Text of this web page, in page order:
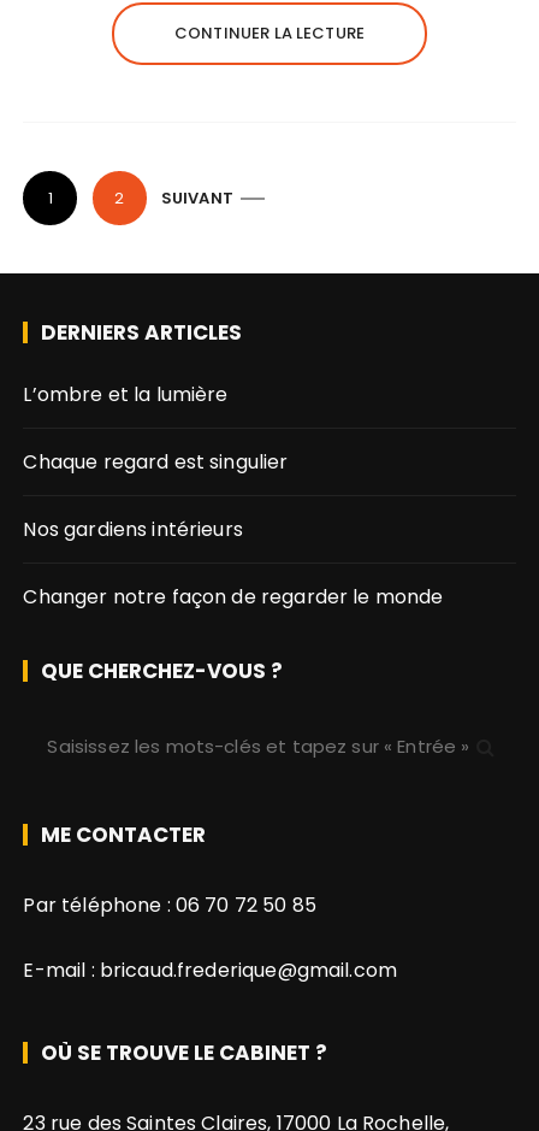
CONTINUER LA LECTURE
P
a
g
i
a
t
o
n
e
u
b
l
c
a
t
1 2 SUIVANT
DERNIERS ARTICLES
L’ombre et la lumière
Chaque regard est singulier
Nos gardiens intérieurs
Changer notre façon de regarder le monde
QUE CHERCHEZ-VOUS ?
h
e
c
e
u
ME CONTACTER
Par téléphone : 06 70 72 50 85
E-mail : bricaud.frederique@gmail.com
OÙ SE TROUVE LE CABINET ?
23 rue des Saintes Claires, 17000 La Rochelle,